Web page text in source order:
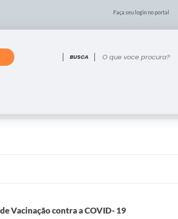
Faça seu login no portal
O que voce procura?
Vacinação contra a COVID- 19